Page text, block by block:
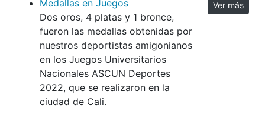
Medallas en Juegos
Dos oros, 4 platas y 1 bronce,
fueron las medallas obtenidas por
nuestros deportistas amigonianos
en los Juegos Universitarios
Nacionales ASCUN Deportes
2022, que se realizaron en la
ciudad de Cali.
Ver más